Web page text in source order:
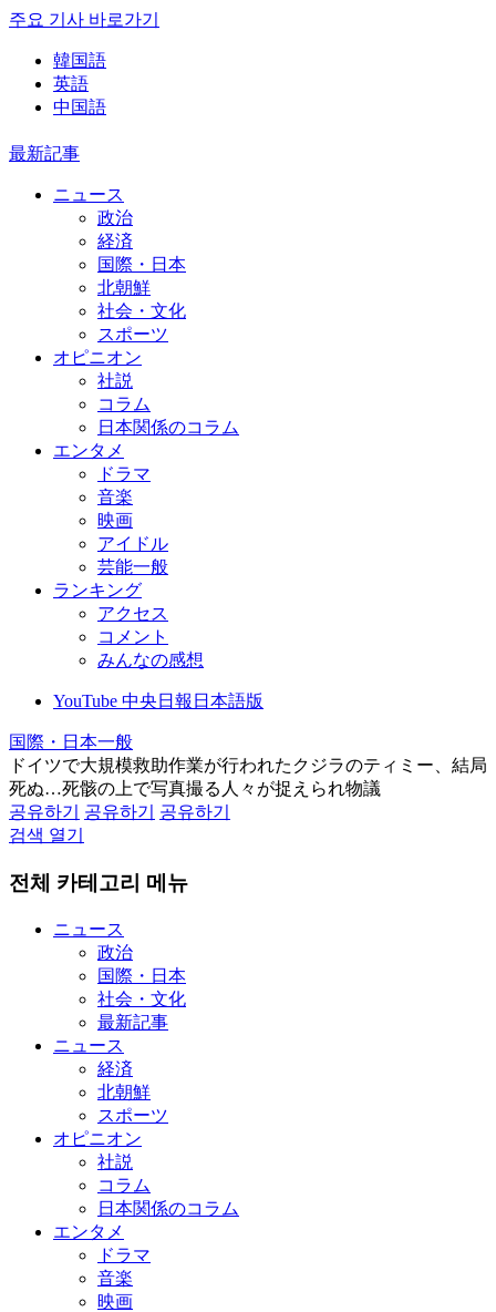
주요 기사 바로가기
韓国語
英語
中国語
最新記事
ニュース
政治
経済
国際・日本
北朝鮮
社会・文化
スポーツ
オピニオン
社説
コラム
日本関係のコラム
エンタメ
ドラマ
音楽
映画
アイドル
芸能一般
ランキング
アクセス
コメント
みんなの感想
YouTube 中央日報日本語版
国際・日本一般
ドイツで大規模救助作業が行われたクジラのティミー、結局
死ぬ…死骸の上で写真撮る人々が捉えられ物議
공유하기
공유하기
공유하기
검색 열기
전체 카테고리 메뉴
ニュース
政治
国際・日本
社会・文化
最新記事
ニュース
経済
北朝鮮
スポーツ
オピニオン
社説
コラム
日本関係のコラム
エンタメ
ドラマ
音楽
映画